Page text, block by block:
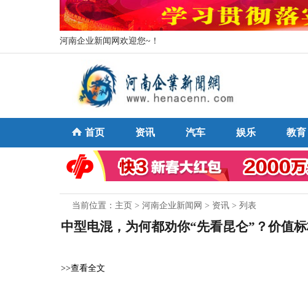
河南企业新闻网欢迎您~！
首页 资讯 汽车 娱乐 教育
当前位置： 主页 > 河南企业新闻网 > 资讯 > 列表
中型电混，为何都劝你“先看昆仑”？价值标
>>查看全文